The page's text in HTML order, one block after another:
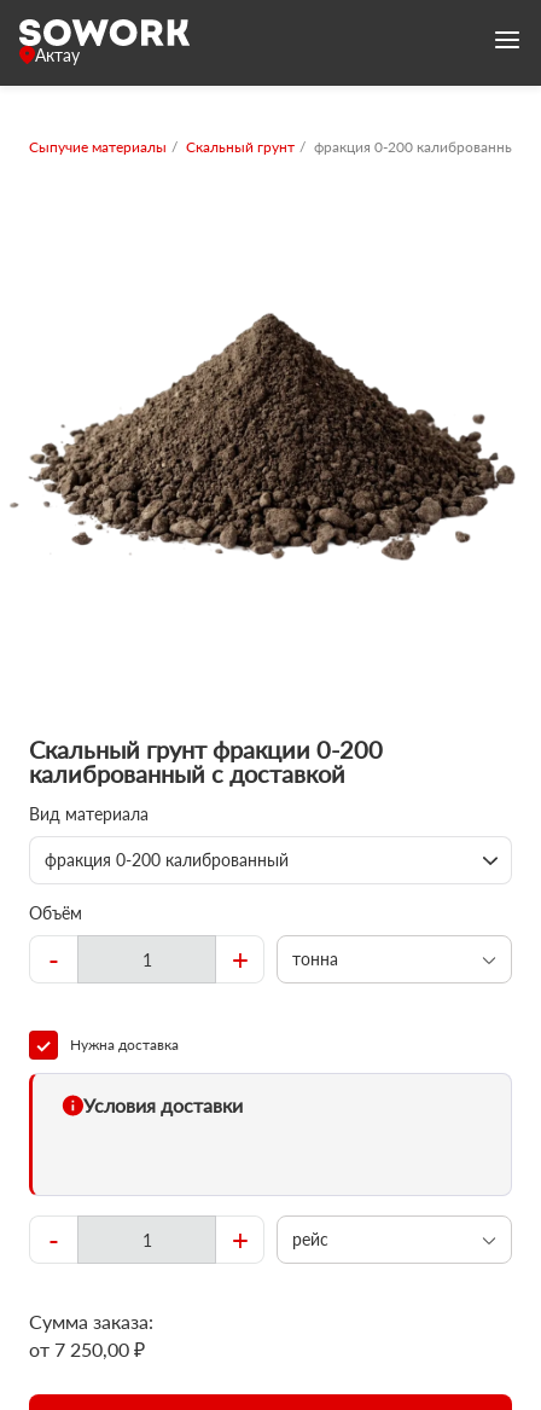
Актау
Сыпучие материалы Скальный грунт фракция 0-200 калиброванный
Скальный грунт фракции 0-200
калиброванный с доставкой
Вид материала
фракция 0-200 калиброванный
Объём
- + тонна
Нужна доставка
Условия доставки
- + рейс
Сумма заказа:
от 7 250,00 ₽